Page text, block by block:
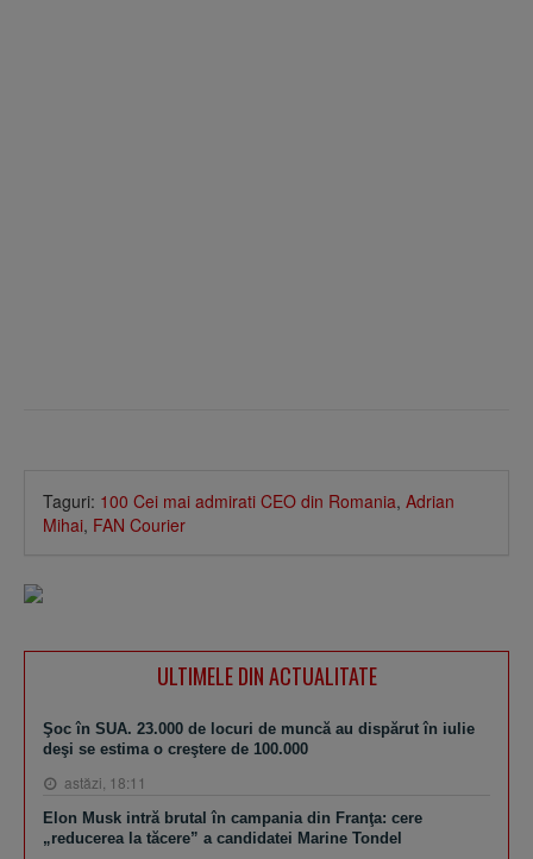
Taguri: 100 Cei mai admirati CEO din Romania, Adrian
Mihai, FAN Courier
ULTIMELE DIN ACTUALITATE
Şoc în SUA. 23.000 de locuri de muncă au dispărut în iulie
deşi se estima o creştere de 100.000
astăzi, 18:11
Elon Musk intră brutal în campania din Franţa: cere
„reducerea la tăcere” a candidatei Marine Tondel